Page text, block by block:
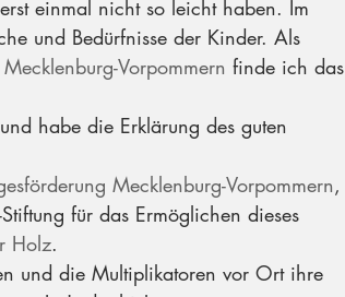
einmal nicht so leicht haben. Im
und Bedürfnisse der Kinder. Als
Vorpommern finde ich das
habe die Erklärung des guten
Mecklenburg-Vorpommern,
für das Ermöglichen dieses
Holz.
und die Multiplikatoren vor Ort ihre